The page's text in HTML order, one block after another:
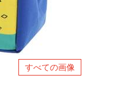
すべての画像